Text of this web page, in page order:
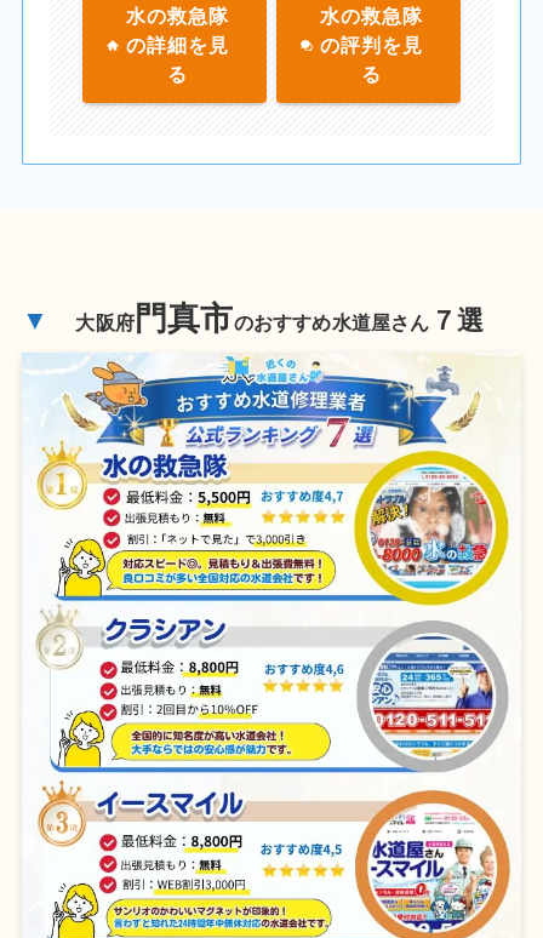
水の救急隊
の詳細を見
る
水の救急隊
の評判を見
る
▼ 大阪府門真市のおすすめ水道屋さん ７選